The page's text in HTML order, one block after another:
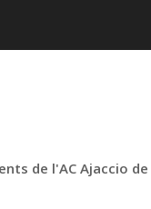
de l'AC Ajaccio